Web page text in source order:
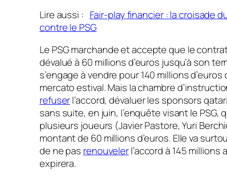
Lire aussi : Fair-play financier : la croisade
contre le PSG
Le PSG marchande et accepte que le
dévalué à 60 millions d’euros jusqu’à son
s’engage à vendre pour 140 millions
mercato estival. Mais la chambre
refuserl’accord, dévaluer les sponsors
sans suite, en juin, l’enquête visant le PSG,
plusieurs joueurs (Javier Pastore, Yuri
montant de 60 millions d’euros. Elle va
de ne pas renouvelerl’accord à 145 millions
expirera.